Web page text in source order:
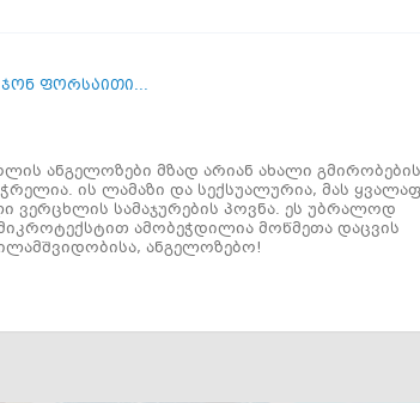
ჯონ ფორსაითი...
ანგელოზები მზად არიან ახალი გმირობების
ის ლამაზი და სექსუალურია, მას
ვერცხლის სამაჯურების პოვნა. ეს უბრალოდ
ამობეჭდილია მოწმეთა დაცვის
ანგელოზებო!